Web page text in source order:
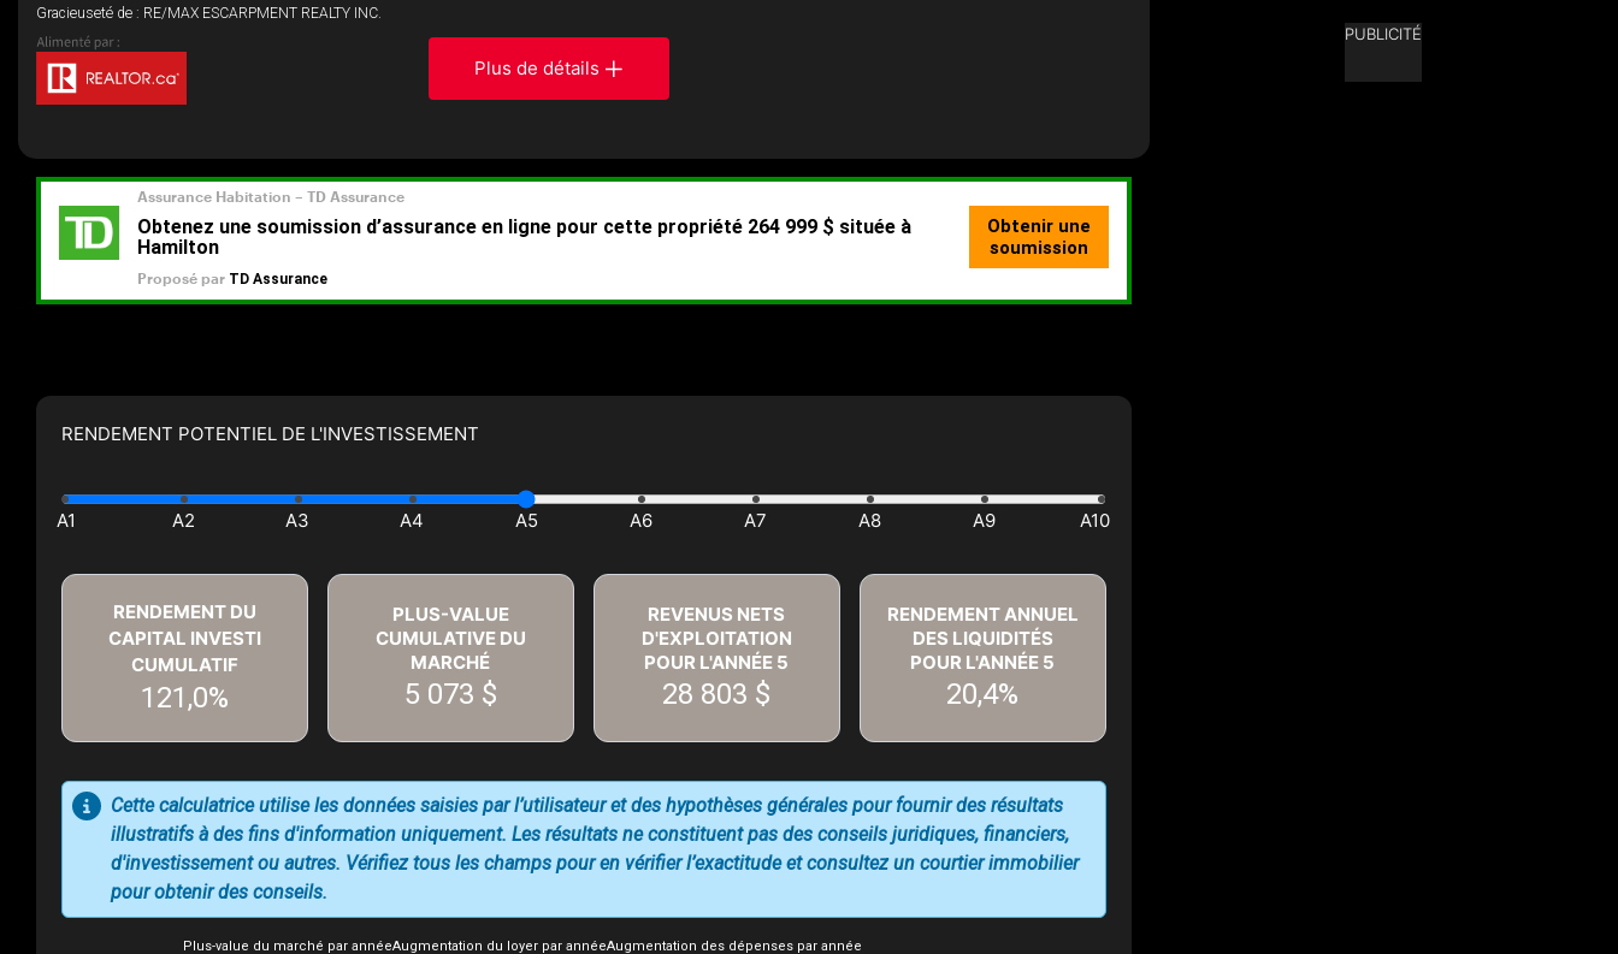
Gracieuseté de : RE/MAX ESCARPMENT REALTY INC.
Plus de détails
RENDEMENT POTENTIEL DE L'INVESTISSEMENT
RENDEMENT DU
CAPITAL INVESTI
CUMULATIF
121,0%
PLUS-VALUE
CUMULATIVE DU
MARCHÉ
5 073 $
REVENUS NETS
D'EXPLOITATION
POUR L'ANNÉE 5
28 803 $
RENDEMENT ANNUEL
DES LIQUIDITÉS
POUR L'ANNÉE 5
20,4%
Plus-value du marché par annéeAugmentation du loyer par annéeAugmentation des dépenses par année
Cette calculatrice utilise les données saisies par l’utilisateur et des hypothèses générales pour fournir des résultats
illustratifs à des fins d'information uniquement. Les résultats ne constituent pas des conseils juridiques, financiers,
d'investissement ou autres. Vérifiez tous les champs pour en vérifier l’exactitude et consultez un courtier immobilier
pour obtenir des conseils.
PUBLICITÉ